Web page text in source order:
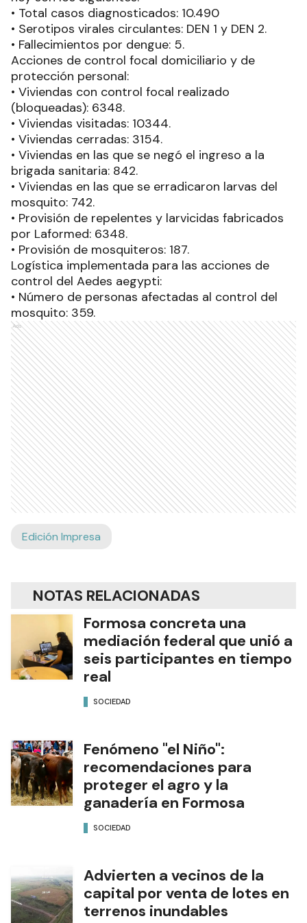
• Total casos diagnosticados: 10.490
• Serotipos virales circulantes: DEN 1 y DEN 2.
• Fallecimientos por dengue: 5.
Acciones de control focal domiciliario y de
protección personal:
• Viviendas con control focal realizado
(bloqueadas): 6348.
• Viviendas visitadas: 10344.
• Viviendas cerradas: 3154.
• Viviendas en las que se negó el ingreso a la
brigada sanitaria: 842.
• Viviendas en las que se erradicaron larvas del
mosquito: 742.
• Provisión de repelentes y larvicidas fabricados
por Laformed: 6348.
• Provisión de mosquiteros: 187.
Logística implementada para las acciones de
control del Aedes aegypti:
• Número de personas afectadas al control del
mosquito: 359.
Ads
Edición Impresa
NOTAS RELACIONADAS
Formosa concreta una
mediación federal que unió a
seis participantes en tiempo
real
SOCIEDAD
Fenómeno "el Niño":
recomendaciones para
proteger el agro y la
ganadería en Formosa
SOCIEDAD
Advierten a vecinos de la
capital por venta de lotes en
terrenos inundables